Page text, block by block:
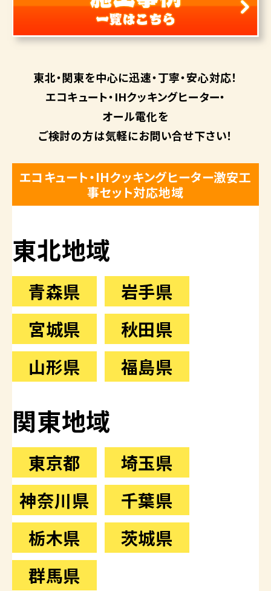
東北・関東を中心に迅速・丁寧・安心対応！
エコキュート・IHクッキングヒーター・
オール電化を
ご検討の方は気軽にお問い合せ下さい！
エコキュート・IHクッキングヒーター激安工
事セット対応地域
東北地域
青森県
岩手県
宮城県
秋田県
山形県
福島県
関東地域
東京都
埼玉県
神奈川県
千葉県
栃木県
茨城県
群馬県